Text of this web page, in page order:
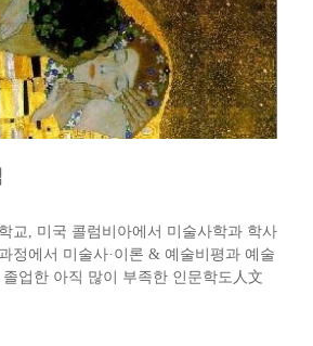
교, 미국 콜럼비아에서 미술사학과 학사
정에서 미술사·이론 & 예술비평과 예술
업한 아직 많이 부족한 인문학도人文